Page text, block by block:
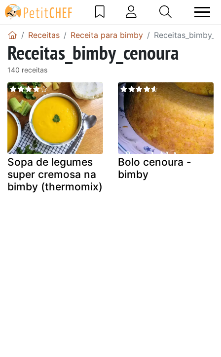
Receitas Receita para bimby
Receitas_bimby_cenoura
140 receitas
Sopa de legumes
super cremosa na
bimby (thermomix)
Bolo cenoura -
bimby